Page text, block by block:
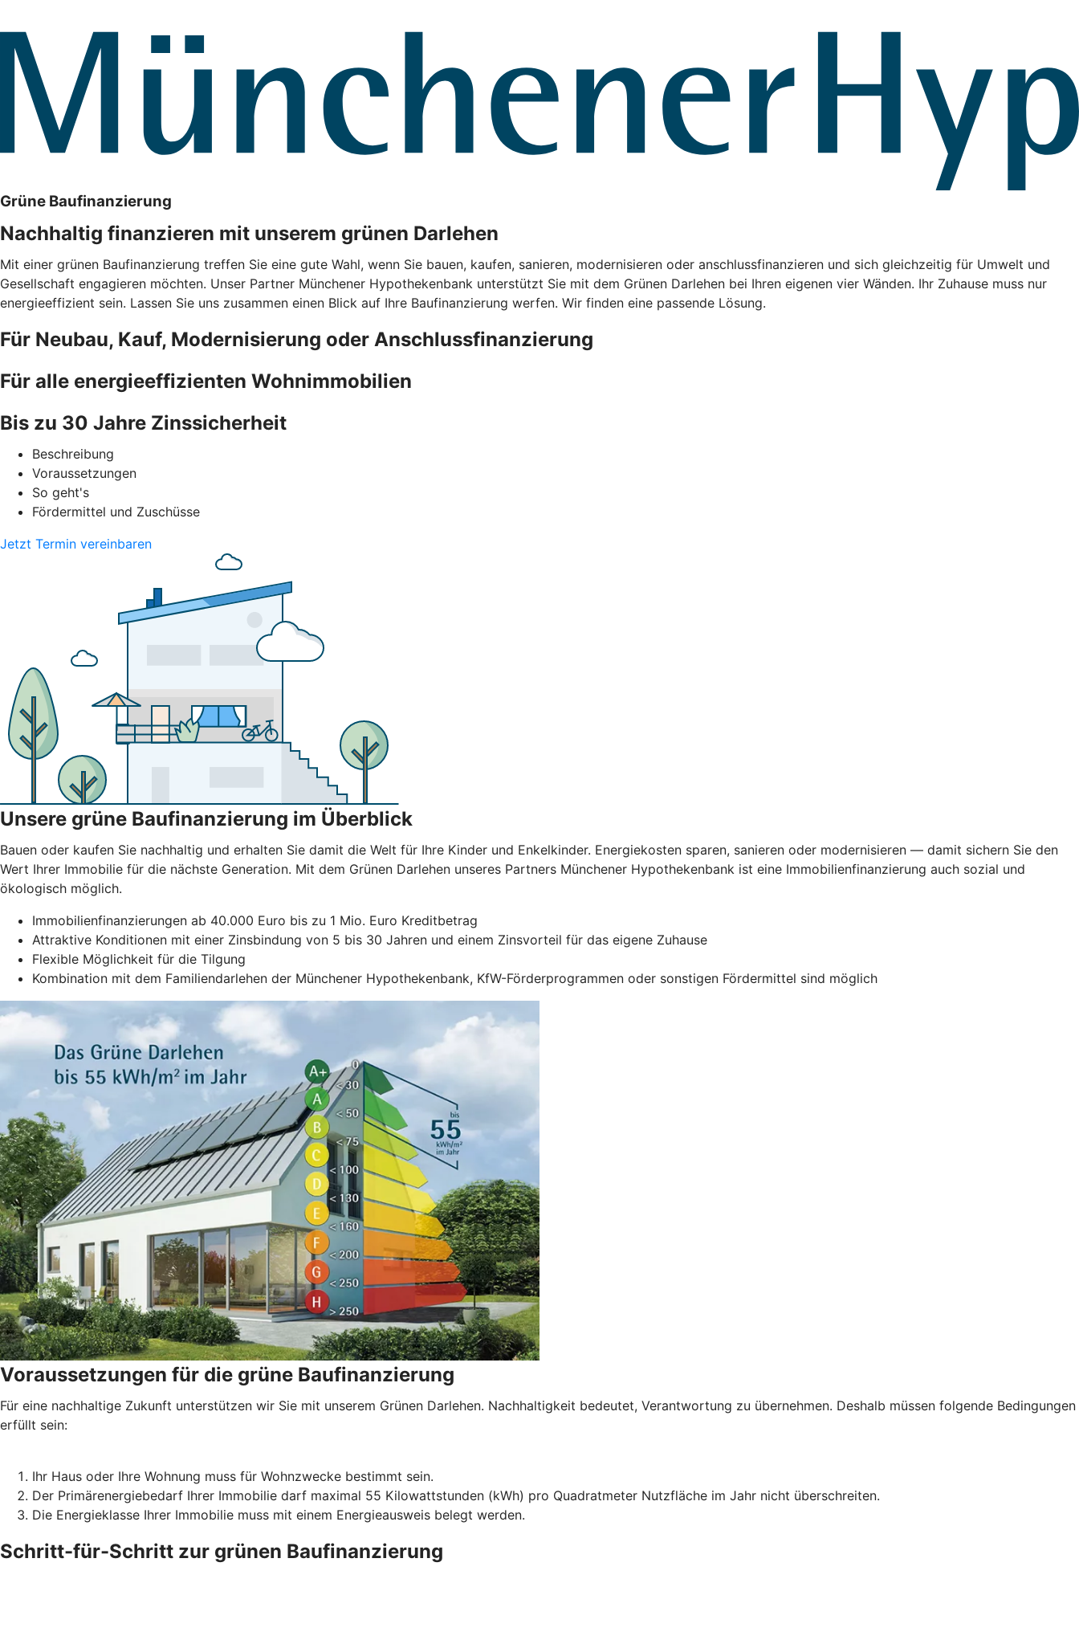
Grüne Baufinanzierung
Nachhaltig finanzieren mit unserem grünen Darlehen
Mit einer grünen Baufinanzierung treffen Sie eine gute Wahl, wenn Sie bauen, kaufen, sanieren, modernisieren oder anschlussfinanzieren und sich gleichzeitig für Umwelt und
Gesellschaft engagieren möchten. Unser Partner Münchener Hypothekenbank unterstützt Sie mit dem Grünen Darlehen bei Ihren eigenen vier Wänden. Ihr Zuhause muss nur
energieeffizient sein. Lassen Sie uns zusammen einen Blick auf Ihre Baufinanzierung werfen. Wir finden eine passende Lösung.
Für Neubau, Kauf, Modernisierung oder Anschlussfinanzierung
Für alle energieeffizienten Wohnimmobilien
Bis zu 30 Jahre Zinssicherheit
Beschreibung
Voraussetzungen
So geht's
Fördermittel und Zuschüsse
Jetzt Termin vereinbaren
Unsere grüne Baufinanzierung im Überblick
Bauen oder kaufen Sie nachhaltig und erhalten Sie damit die Welt für Ihre Kinder und Enkelkinder. Energiekosten sparen, sanieren oder modernisieren — damit sichern Sie den
Wert Ihrer Immobilie für die nächste Generation. Mit dem Grünen Darlehen unseres Partners Münchener Hypothekenbank ist eine Immobilienfinanzierung auch sozial und
ökologisch möglich.
Immobilienfinanzierungen ab 40.000 Euro bis zu 1 Mio. Euro Kreditbetrag
Attraktive Konditionen mit einer Zinsbindung von 5 bis 30 Jahren und einem Zinsvorteil für das eigene Zuhause
Flexible Möglichkeit für die Tilgung
Kombination mit dem Familiendarlehen der Münchener Hypothekenbank, KfW-Förderprogrammen oder sonstigen Fördermittel sind möglich
Voraussetzungen für die grüne Baufinanzierung
Für eine nachhaltige Zukunft unterstützen wir Sie mit unserem Grünen Darlehen. Nachhaltigkeit bedeutet, Verantwortung zu übernehmen. Deshalb müssen folgende Bedingungen
erfüllt sein:
Ihr Haus oder Ihre Wohnung muss für Wohnzwecke bestimmt sein.
Der Primärenergiebedarf Ihrer Immobilie darf maximal 55 Kilowattstunden (kWh) pro Quadratmeter Nutzfläche im Jahr nicht überschreiten.
Die Energieklasse Ihrer Immobilie muss mit einem Energieausweis belegt werden.
Schritt-für-Schritt zur grünen Baufinanzierung